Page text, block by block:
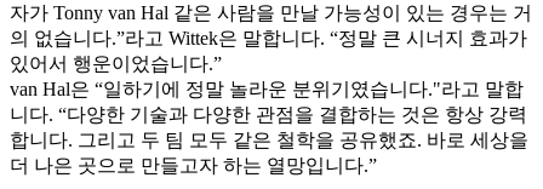
자가 Tonny van Hal 같은 사람을 만날 가능성이 있는 경우는 거
의 없습니다.”라고 Wittek은 말합니다. “정말 큰 시너지 효과가
있어서 행운이었습니다.”
van Hal은 “일하기에 정말 놀라운 분위기였습니다."라고 말합
니다. “다양한 기술과 다양한 관점을 결합하는 것은 항상 강력
합니다. 그리고 두 팀 모두 같은 철학을 공유했죠. 바로 세상을
더 나은 곳으로 만들고자 하는 열망입니다.”